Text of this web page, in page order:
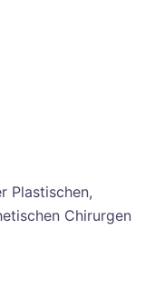
Plastischen,
Chirurgen